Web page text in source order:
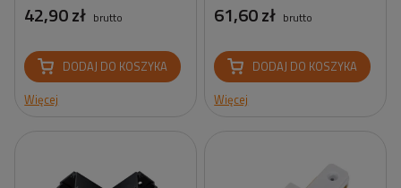
42,90 zł brutto
DODAJ DO KOSZYKA
Więcej
61,60 zł brutto
DODAJ DO KOSZYKA
Więcej